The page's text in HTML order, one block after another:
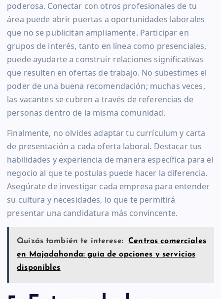
poderosa. Conectar con otros profesionales de tu
área puede abrir puertas a oportunidades laborales
que no se publicitan ampliamente. Participar en
grupos de interés, tanto en línea como presenciales,
puede ayudarte a construir relaciones significativas
que resulten en ofertas de trabajo. No subestimes el
poder de una buena recomendación; muchas veces,
las vacantes se cubren a través de referencias de
personas dentro de la misma comunidad.
Finalmente, no olvides adaptar tu currículum y carta
de presentación a cada oferta laboral. Destacar tus
habilidades y experiencia de manera específica para el
negocio al que te postulas puede hacer la diferencia.
Asegúrate de investigar cada empresa para entender
su cultura y necesidades, lo que te permitirá
presentar una candidatura más convincente.
Quizás también te interese:
Centros comerciales
en Majadahonda: guía de opciones y servicios
disponibles